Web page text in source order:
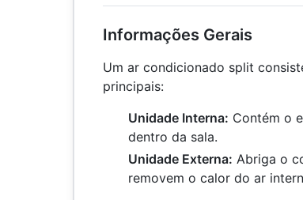
Informações Gerais
Um ar condicionado split
principais:
Unidade Interna: Contém o
dentro da sala.
Unidade Externa: Abriga o
removem o calor do ar